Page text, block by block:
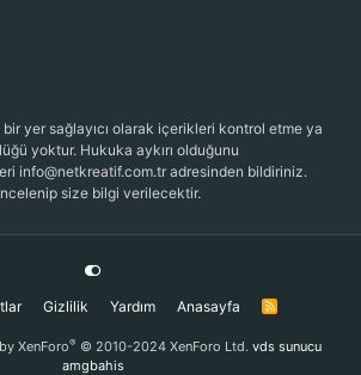
bir yer sağlayıcı olarak içerikleri kontrol etme ya
yoktur. Hukuka aykırı olduğunu
info@netkreatif.com.tr adresinden bildiriniz.
size bilgi verilecektir.
Gizlilik Yardım Anasayfa
R
XenForo® © 2010-2024 XenForo Ltd. vds sunucu
amgbahis